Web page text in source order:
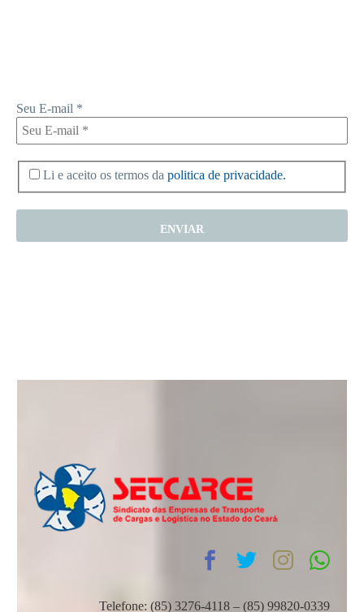
Seu E-mail *
Li e aceito os termos da politica de privacidade.
Telefone: (85) 3276-4118 – (85) 99820-0339